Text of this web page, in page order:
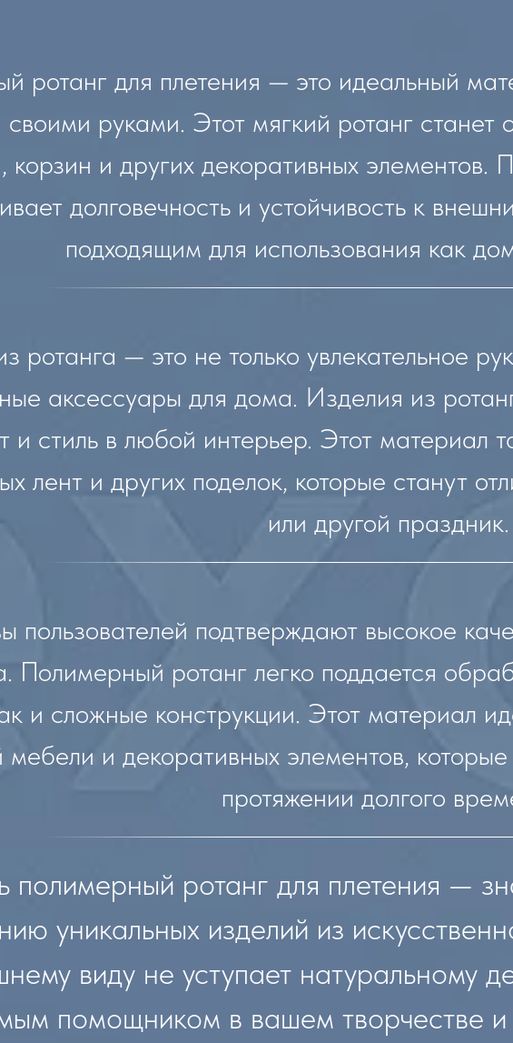
ротанг для плетения — это идеальный
своими руками. Этот мягкий ротанг станет
корзин и других декоративных элементов.
долговечность и устойчивость к
подходящим для использования как
ротанга — это не только увлекательное
аксессуары для дома. Изделия из
и стиль в любой интерьер. Этот материал
лент и других поделок, которые станут
или другой праздник.
пользователей подтверждают высокое
Полимерный ротанг легко поддается
и сложные конструкции. Этот материал
мебели и декоративных элементов,
протяжении долгого
полимерный ротанг для плетения —
уникальных изделий из
виду не уступает натуральному
помощником в вашем творчестве и